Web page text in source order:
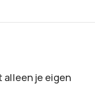
alleen je eigen